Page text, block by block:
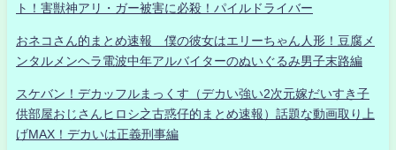
ト！害獣神アリ・ガー被害に必殺！パイルドライバー
おネコさん的まとめ速報 僕の彼女はエリーちゃん人形！豆腐メ
ンタルメンヘラ電波中年アルバイターのぬいぐるみ男子末路編
スケバン！デカッフルまっくす（デカい強い2次元嫁だいすき子
供部屋おじさんヒロシ之古惑仔的まとめ速報）話題な動画取り上
げMAX！デカいは正義刑事編